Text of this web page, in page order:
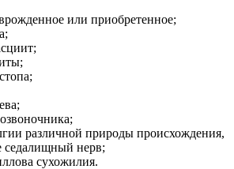
или приобретенное;
различной природы происхождения,
седалищный нерв;
сухожилия.